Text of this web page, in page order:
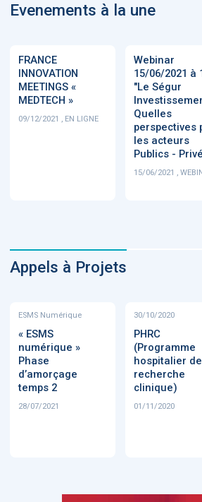
Evenements à la une
FRANCE
INNOVATION
MEETINGS «
MEDTECH »
09/12/2021 , EN LIGNE
Webinar
15/06/2021 à
"Le Ségur
Quelles
perspectives
les acteurs
Publics -
15/06/2021 ,
Appels à Projets
ESMS Numérique
« ESMS
numérique »
Phase
d’amorçage
temps 2
28/07/2021
30/10/2020
PHRC
(Programme
hospitalier de
recherche
clinique)
01/11/2020